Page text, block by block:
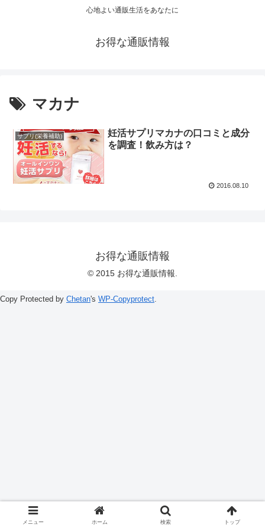
心地よい通販生活をあなたに
お得な通販情報
マカナ
サプリ(栄養補助)
妊活サプリマカナの口コミと成分
を調査！飲み方は？
2016.08.10
お得な通販情報
© 2015 お得な通販情報.
メニュー ホーム 検索 トップ
Copy Protected by Chetan's WP-Copyprotect.